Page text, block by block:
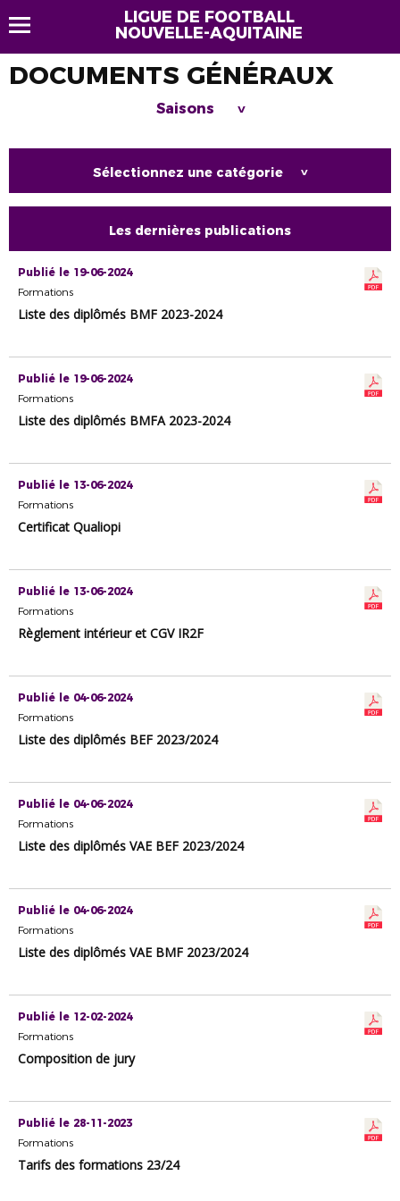
LIGUE DE FOOTBALL
NOUVELLE-AQUITAINE
DOCUMENTS GÉNÉRAUX
Saisons >
Sélectionnez une catégorie >
Les dernières publications
Publié le 19-06-2024
Formations
Liste des diplômés BMF 2023-2024
Publié le 19-06-2024
Formations
Liste des diplômés BMFA 2023-2024
Publié le 13-06-2024
Formations
Certificat Qualiopi
Publié le 13-06-2024
Formations
Règlement intérieur et CGV IR2F
Publié le 04-06-2024
Formations
Liste des diplômés BEF 2023/2024
Publié le 04-06-2024
Formations
Liste des diplômés VAE BEF 2023/2024
Publié le 04-06-2024
Formations
Liste des diplômés VAE BMF 2023/2024
Publié le 12-02-2024
Formations
Composition de jury
Publié le 28-11-2023
Formations
Tarifs des formations 23/24